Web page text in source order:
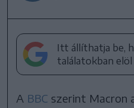
Itt állíthatja be,
találatokban elöl
A BBC szerint Macron